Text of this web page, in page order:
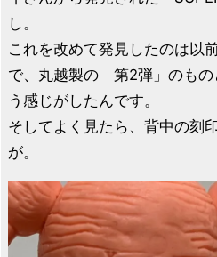
し。
これを改めて発見したのは以
で、丸越製の「第2弾」のも
う感じがしたんです。
そしてよく見たら、背中の刻
が。